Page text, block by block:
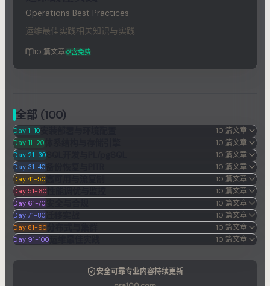
Operations Best Practices
运维最佳实践相关知识与实践
10 篇文章 含免费
全部 (100)
Day 1-10 10 篇文章
Day 11-20 10 篇文章
Day 21-30 10 篇文章
Day 31-40 10 篇文章
Day 41-50 10 篇文章
Day 51-60 10 篇文章
Day 61-70 10 篇文章
Day 71-80 10 篇文章
Day 81-90 10 篇文章
Day 91-100 10 篇文章
安全可靠专业内容持续更新